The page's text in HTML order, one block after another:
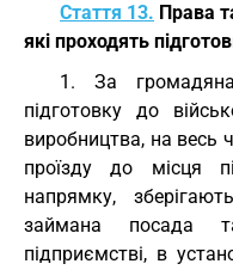
Стаття 13. Права
які проходять
1. За
підготовку до
виробництва, на весь
проїзду до місця
напрямку,
займана посада
підприємстві, в